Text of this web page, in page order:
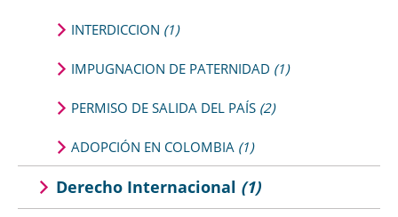
INTERDICCION (1)
IMPUGNACION DE PATERNIDAD (1)
PERMISO DE SALIDA DEL PAÍS (2)
ADOPCIÓN EN COLOMBIA (1)
Derecho Internacional (1)